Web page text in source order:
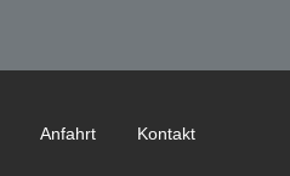
Anfahrt Kontakt